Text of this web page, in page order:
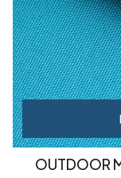
OUTDOOR